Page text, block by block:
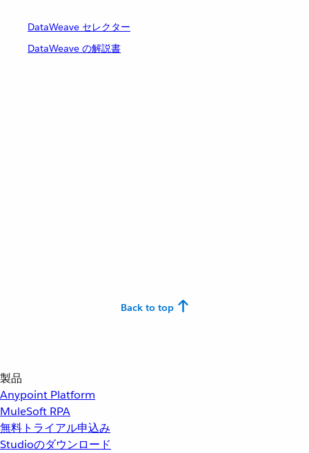
DataWeave セレクター
DataWeave の解説書
Back to top
製品
Anypoint Platform
MuleSoft RPA
無料トライアル申込み
Studioのダウンロード